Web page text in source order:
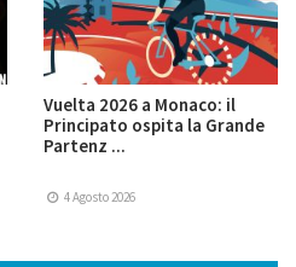
Vuelta 2026 a Monaco: il
Principato ospita la Grande
Partenz ...
4 Agosto 2026